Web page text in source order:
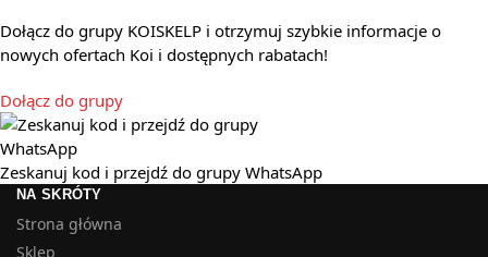
Dołącz do grupy KOISKELP i otrzymuj szybkie informacje o
nowych ofertach Koi i dostępnych rabatach!
Dołącz do grupy
Zeskanuj kod i przejdź do grupy WhatsApp
NA SKRÓTY
Strona główna
Sklep